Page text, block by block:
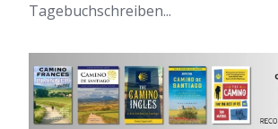
Tagebuchschreiben...